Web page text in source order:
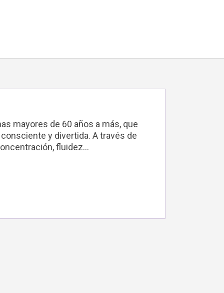
mayores de 60 años a más, que
y divertida. A través de
fluidez…